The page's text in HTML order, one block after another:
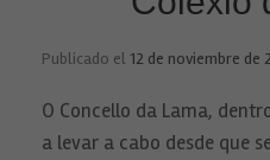
Publicado el 12 de noviembre de
O Concello da Lama,
a levar a cabo desde que